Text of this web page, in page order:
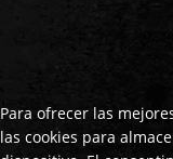
Para ofrecer las
las cookies para